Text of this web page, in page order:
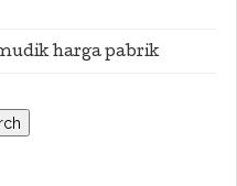
harga pabrik